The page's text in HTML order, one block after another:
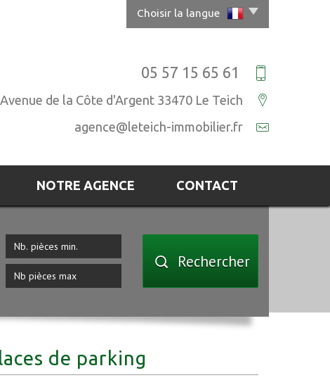
Choisir la langue
05 57 15 65 61
de la Côte d'Argent 33470 Le Teich
agence@leteich-immobilier.fr
NOTRE AGENCE CONTACT
Rechercher
de parking